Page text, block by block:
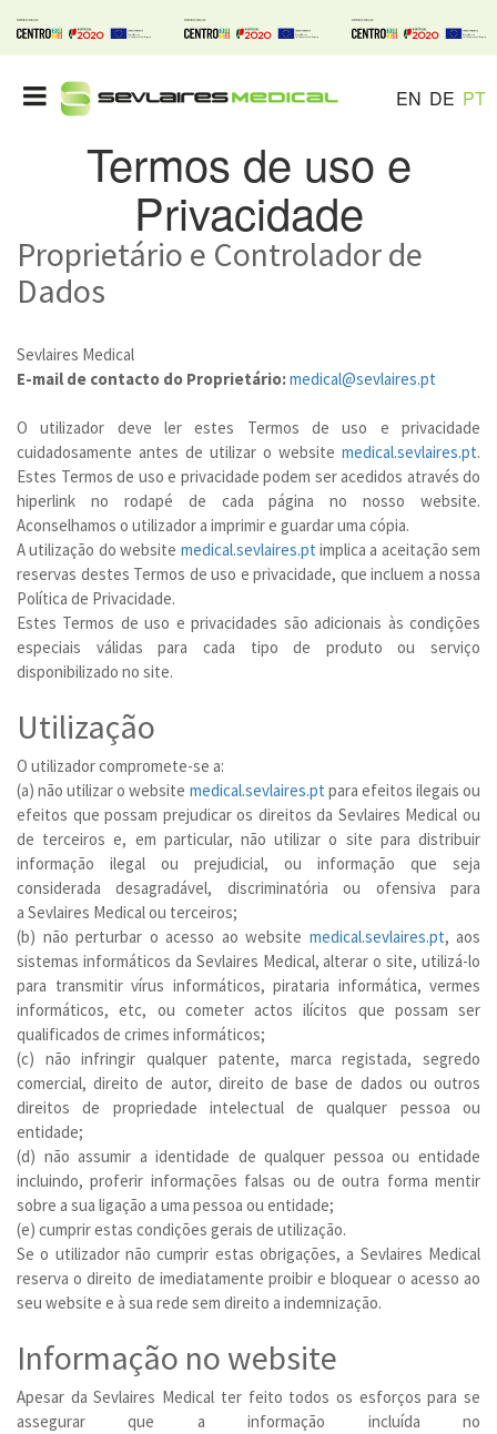
EN DE PT
Termos de uso e
Privacidade
Proprietário e Controlador de
Dados
Sevlaires Medical
E-mail de contacto do Proprietário:medical@sevlaires.pt
O utilizador deve ler estes Termos de uso e privacidade
cuidadosamente antes de utilizar o website medical.sevlaires.pt.
Estes Termos de uso e privacidade podem ser acedidos através do
hiperlink no rodapé de cada página no nosso website.
Aconselhamos o utilizador a imprimir e guardar uma cópia.
A utilização do website medical.sevlaires.pt implica a aceitação sem
reservas destes Termos de uso e privacidade, que incluem a nossa
Política de Privacidade.
Estes Termos de uso e privacidades são adicionais às condições
especiais válidas para cada tipo de produto ou serviço
disponibilizado no site.
Utilização
O utilizador compromete-se a:
(a) não utilizar o website medical.sevlaires.pt para efeitos ilegais ou
efeitos que possam prejudicar os direitos da Sevlaires Medical ou
de terceiros e, em particular, não utilizar o site para distribuir
informação ilegal ou prejudicial, ou informação que seja
considerada desagradável, discriminatória ou ofensiva para
a Sevlaires Medical ou terceiros;
(b) não perturbar o acesso ao website medical.sevlaires.pt, aos
sistemas informáticos da Sevlaires Medical, alterar o site, utilizá-lo
para transmitir vírus informáticos, pirataria informática, vermes
informáticos, etc, ou cometer actos ilícitos que possam ser
qualificados de crimes informáticos;
(c) não infringir qualquer patente, marca registada, segredo
comercial, direito de autor, direito de base de dados ou outros
direitos de propriedade intelectual de qualquer pessoa ou
entidade;
(d) não assumir a identidade de qualquer pessoa ou entidade
incluindo, proferir informações falsas ou de outra forma mentir
sobre a sua ligação a uma pessoa ou entidade;
(e) cumprir estas condições gerais de utilização.
Se o utilizador não cumprir estas obrigações, a Sevlaires Medical
reserva o direito de imediatamente proibir e bloquear o acesso ao
seu website e à sua rede sem direito a indemnização.
Informação no website
Apesar da Sevlaires Medical ter feito todos os esforços para se
assegurar que a informação incluída no